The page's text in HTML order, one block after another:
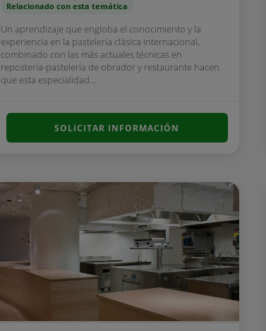
Relacionado con esta temática
Un aprendizaje que engloba el conocimiento y la
experiencia en la pastelería clásica internacional,
combinado con las más actuales técnicas en
repostería-pastelería de obrador y restaurante hacen
que esta especialidad...
SOLICITAR INFORMACIÓN